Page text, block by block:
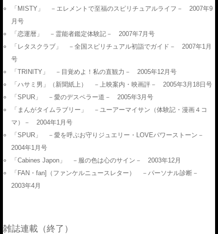
「MISTY」 －エレメントで至福のスピリチュアルライフ－ 2007年9
月号
「恋運暦」 －霊能者鑑定体験記－ 2007年7月号
「レタスクラブ」 －全国スピリチュアル初詣でガイド－ 2007年1月
号
「TRINITY」 －目覚めよ！私の直観力－ 2005年12月号
「ハサミ男」（新聞紙上） －上映案内・映画評－ 2005年3月18日号
「SPUR」 －愛のデスペラー道－ 2005年3月号
「まんがタイムラブリー」 －ユーアーマイサン（体験記・漫画４コ
マ）－ 2004年1月号
「SPUR」 －愛を呼ぶお守りジュエリー・LOVEパワーストーン－
2004年1月号
「Cabines Japon」 －服の色は心のサイン－ 2003年12月
「FAN・fan]（ファンケルニュースレター） －パーソナル診断－
2003年4月
雑誌連載（終了）